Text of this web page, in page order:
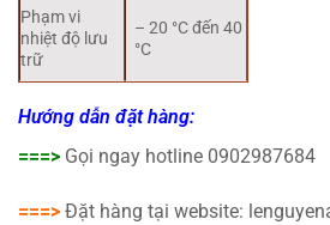
Phạm vi
nhiệt độ lưu
trữ
– 20 °C đến 40
°C
Hướng dẫn đặt hàng:
===> Gọi ngay hotline 0902987684
===> Đặt hàng tại website: